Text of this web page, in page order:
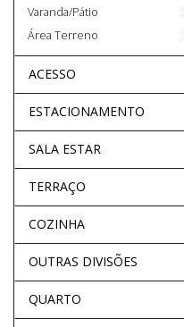
Varanda/Pátio
Área Terreno
ACESSO
ESTACIONAMENTO
SALA ESTAR
TERRAÇO
COZINHA
OUTRAS DIVISÕES
QUARTO